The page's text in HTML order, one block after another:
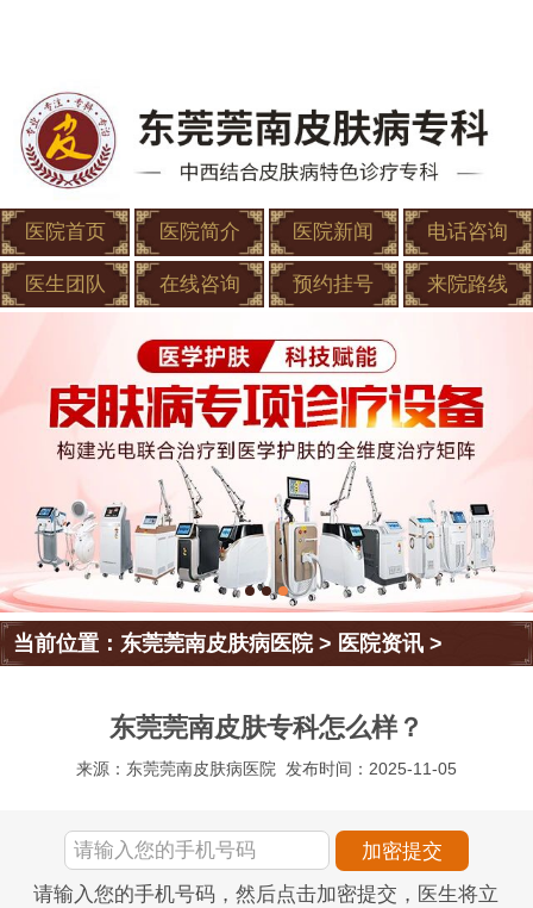
医院首页 医院简介 医院新闻 电话咨询
医生团队 在线咨询 预约挂号 来院路线
当前位置：东莞莞南皮肤病医院> 医院资讯 >
东莞莞南皮肤专科怎么样？
来源：东莞莞南皮肤病医院 发布时间：2025-11-05
请输入您的手机号码，然后点击加密提交，医生将立